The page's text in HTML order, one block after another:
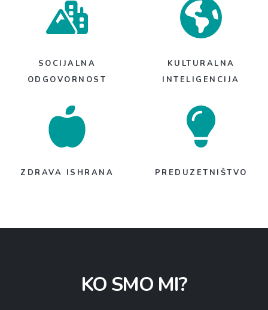
SOCIJALNA
ODGOVORNOST
KULTURALNA
INTELIGENCIJA
ZDRAVA ISHRANA PREDUZETNIŠTVO
KO SMO MI?